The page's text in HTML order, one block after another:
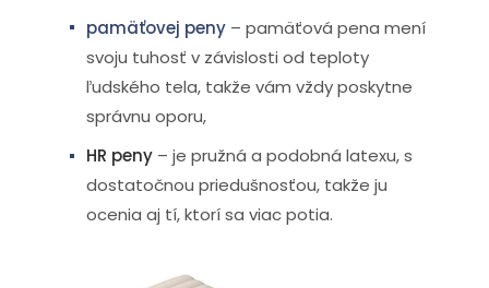
pamäťovej peny – pamäťová pena mení
svoju tuhosť v závislosti od teploty
ľudského tela, takže vám vždy poskytne
správnu oporu,
HR peny – je pružná a podobná latexu, s
dostatočnou priedušnosťou, takže ju
ocenia aj tí, ktorí sa viac potia.